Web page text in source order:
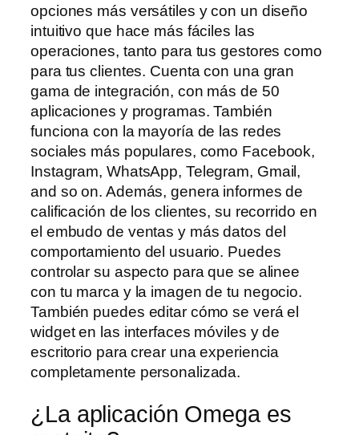
opciones más versátiles y con un diseño
intuitivo que hace más fáciles las
operaciones, tanto para tus gestores como
para tus clientes. Cuenta con una gran
gama de integración, con más de 50
aplicaciones y programas. También
funciona con la mayoría de las redes
sociales más populares, como Facebook,
Instagram, WhatsApp, Telegram, Gmail,
and so on. Además, genera informes de
calificación de los clientes, su recorrido en
el embudo de ventas y más datos del
comportamiento del usuario. Puedes
controlar su aspecto para que se alinee
con tu marca y la imagen de tu negocio.
También puedes editar cómo se verá el
widget en las interfaces móviles y de
escritorio para crear una experiencia
completamente personalizada.
¿La aplicación Omega es